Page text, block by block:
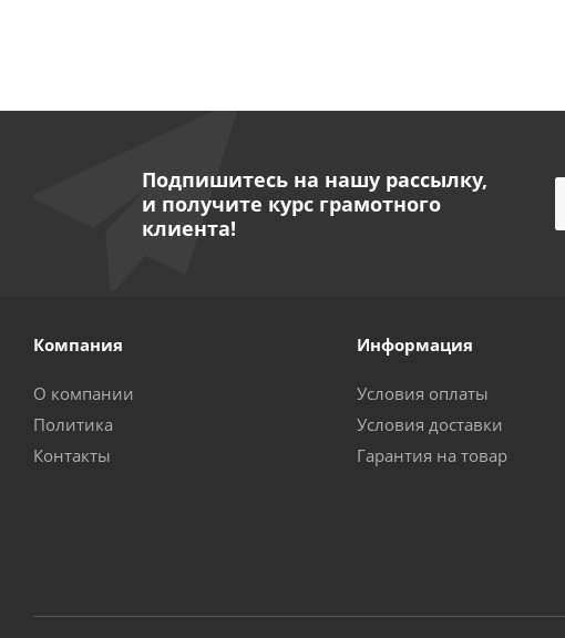
Подпишитесь на нашу рассылку,
и получите курс грамотного
клиента!
Компания
О компании
Политика
Контакты
Информация
Условия оплаты
Условия доставки
Гарантия на товар